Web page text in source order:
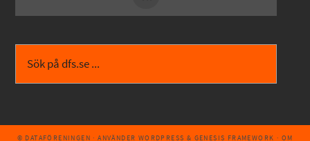
© DATAFÖRENINGEN · ANVÄNDER WORDPRESS & GENESIS FRAMEWORK · OM